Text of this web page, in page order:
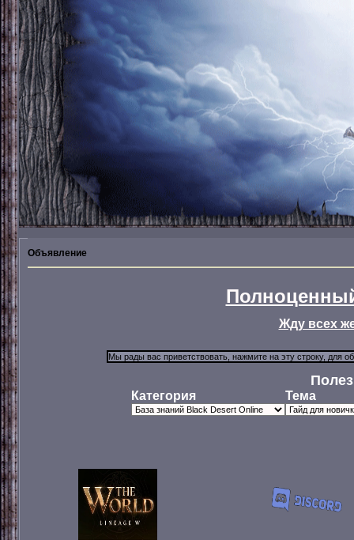
Объявление
Жду всех
Категория Тема